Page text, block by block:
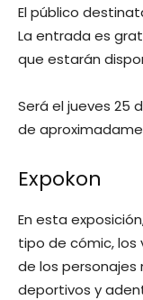
El público
La entrada es
que estarán
Será el jueves 25
de
Expokon
En esta
tipo de cómic, los
de los personajes
deportivos y